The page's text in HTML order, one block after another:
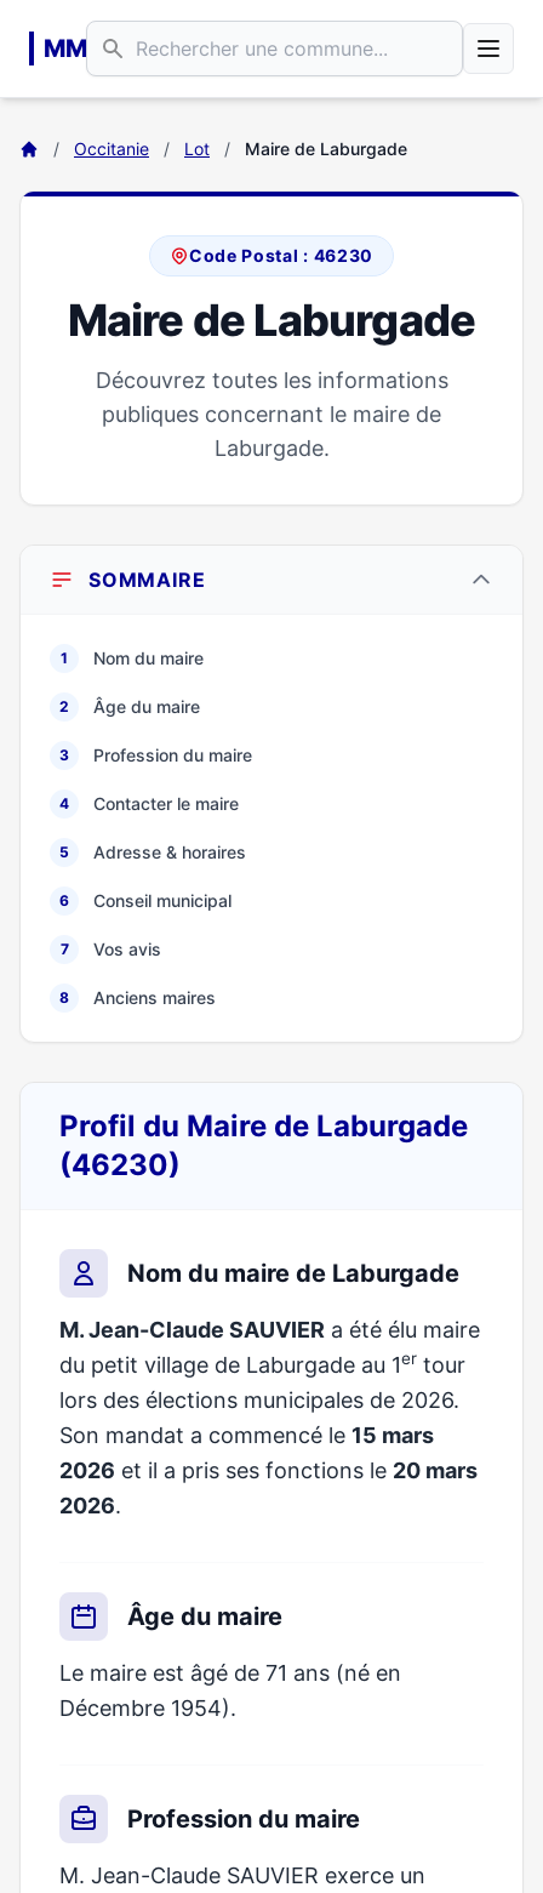
MM
/ Occitanie / Lot / Maire de Laburgade
Code Postal : 46230
Maire de Laburgade
Découvrez toutes les informations
publiques concernant le maire de
Laburgade.
SOMMAIRE
1 Nom du maire
2 Âge du maire
3 Profession du maire
4 Contacter le maire
5 Adresse & horaires
6 Conseil municipal
7 Vos avis
8 Anciens maires
Profil du Maire de Laburgade
(46230)
Nom du maire de Laburgade
M. Jean-Claude SAUVIER a été élu maire
du petit village de Laburgade au 1er tour
lors des élections municipales de 2026.
Son mandat a commencé le 15 mars
2026 et il a pris ses fonctions le 20 mars
2026.
Âge du maire
Le maire est âgé de 71 ans (né en
Décembre 1954).
Profession du maire
M. Jean-Claude SAUVIER exerce un